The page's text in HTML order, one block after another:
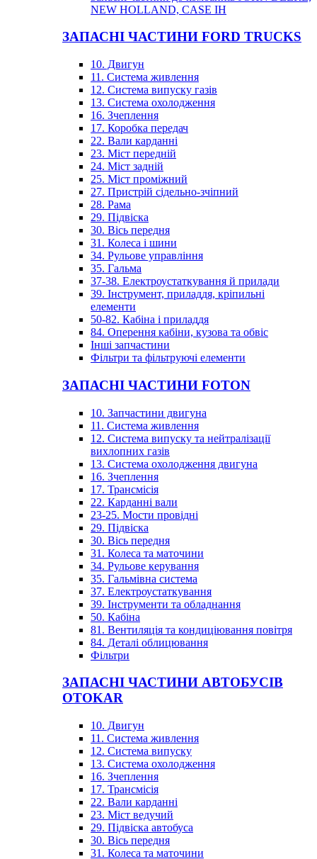
NEW HOLLAND, CASE IH
ЗАПАСНІ ЧАСТИНИ FORD TRUCKS
10. Двигун
11. Система живлення
12. Система випуску газів
13. Система охолодження
16. Зчеплення
17. Коробка передач
22. Вали карданні
23. Міст передній
24. Міст задній
25. Міст проміжний
27. Пристрій сідельно-зчіпний
28. Рама
29. Підвіска
30. Вісь передня
31. Колеса і шини
34. Рульове управління
35. Гальма
37-38. Електроустаткування й прилади
39. Інструмент, приладдя, кріпильні
елементи
50-82. Кабіна і приладдя
84. Оперення кабіни, кузова та обвіс
Інші запчастини
Фільтри та фільтруючі елементи
ЗАПАСНІ ЧАСТИНИ FOTON
10. Запчастини двигуна
11. Система живлення
12. Система випуску та нейтралізації
вихлопних газів
13. Система охолодження двигуна
16. Зчеплення
17. Трансмісія
22. Карданні вали
23-25. Мости провідні
29. Підвіска
30. Вісь передня
31. Колеса та маточини
34. Рульове керування
35. Гальмівна система
37. Електроустаткування
39. Інструменти та обладнання
50. Кабіна
81. Вентиляція та кондиціювання повітря
84. Деталі облицювання
Фільтри
ЗАПАСНІ ЧАСТИНИ АВТОБУСІВ
OTOKAR
10. Двигун
11. Система живлення
12. Система випуску
13. Система охолодження
16. Зчеплення
17. Трансмісія
22. Вали карданні
23. Міст ведучий
29. Підвіска автобуса
30. Вісь передня
31. Колеса та маточини